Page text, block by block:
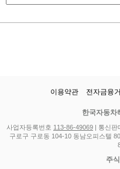
이용약관 전자금융
한국자동차
사업자등록번호 113-86-49069 | 통신판
구로구 구로동 104-10 동남오피스텔
주